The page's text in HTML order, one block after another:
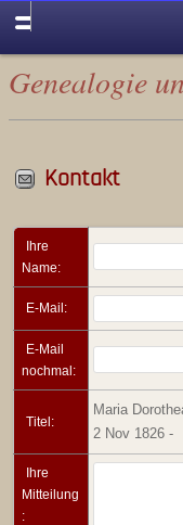
Genealogie
Kontakt
Ihre
Name:
E-Mail:
E-Mail
nochmal:
Titel:
Maria
2 Nov 1826 -
Ihre
Mitteilung
: